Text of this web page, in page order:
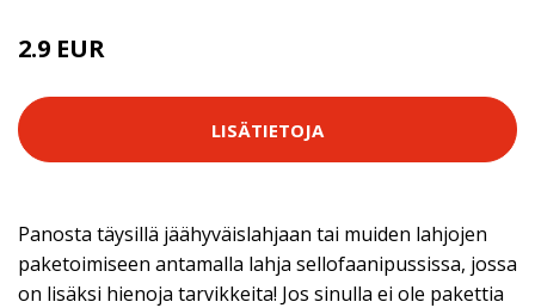
2.9 EUR
LISÄTIETOJA
Panosta täysillä jäähyväislahjaan tai muiden lahjojen
paketoimiseen antamalla lahja sellofaanipussissa, jossa
on lisäksi hienoja tarvikkeita! Jos sinulla ei ole pakettia